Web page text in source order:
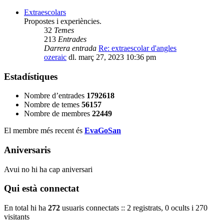
Extraescolars
Propostes i experiències.
32 Temes
213 Entrades
Darrera entrada Re: extraescolar d'angles
ozeraic dl. març 27, 2023 10:36 pm
Estadístiques
Nombre d’entrades 1792618
Nombre de temes 56157
Nombre de membres 22449
El membre més recent és EvaGoSan
Aniversaris
Avui no hi ha cap aniversari
Qui està connectat
En total hi ha 272 usuaris connectats :: 2 registrats, 0 ocults i 270
visitants